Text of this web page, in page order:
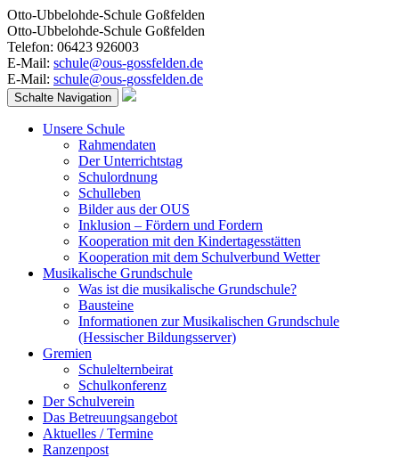
Otto-Ubbelohde-Schule Goßfelden
Otto-Ubbelohde-Schule Goßfelden
Telefon: 06423 926003
E-Mail: schule@ous-gossfelden.de
E-Mail: schule@ous-gossfelden.de
Schalte Navigation
Unsere Schule
Rahmendaten
Der Unterrichtstag
Schulordnung
Schulleben
Bilder aus der OUS
Inklusion – Fördern und Fordern
Kooperation mit den Kindertagesstätten
Kooperation mit dem Schulverbund Wetter
Musikalische Grundschule
Was ist die musikalische Grundschule?
Bausteine
Informationen zur Musikalischen Grundschule
(Hessischer Bildungsserver)
Gremien
Schulelternbeirat
Schulkonferenz
Der Schulverein
Das Betreuungsangebot
Aktuelles / Termine
Ranzenpost